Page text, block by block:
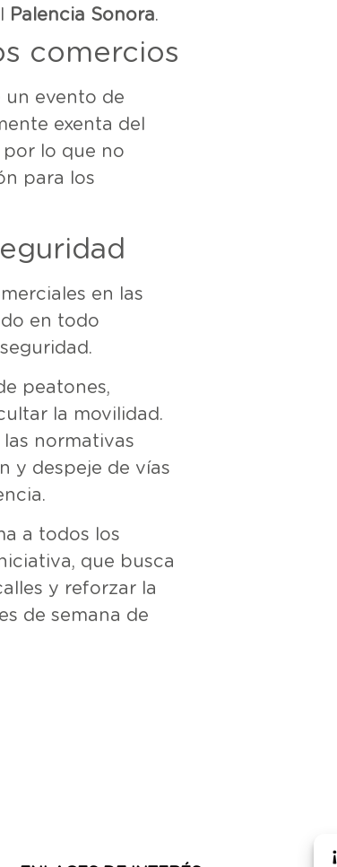
Palencia Sonora.
comercios
un evento de
exenta del
lo que no
para los
en las
en todo
peatones,
la movilidad.
normativas
y despeje de vías
a todos los
que busca
y reforzar la
de semana de